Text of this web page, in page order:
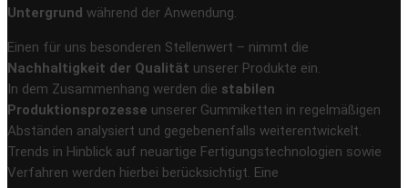
Untergrund während der Anwendung.
Einen für uns besonderen Stellenwert – nimmt die
Nachhaltigkeit der Qualität unserer Produkte ein.
In dem Zusammenhang werden die stabilen
Produktionsprozesse unserer Gummiketten in regelmäßigen
Abständen analysiert und gegebenenfalls weiterentwickelt.
Trends in Hinblick auf neuartige Fertigungstechnologien sowie
Verfahren werden hierbei berücksichtigt. Eine